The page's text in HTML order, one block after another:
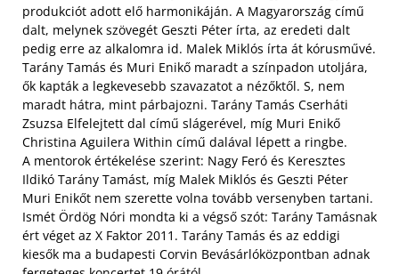
produkciót adott elő harmonikáján. A Magyarország című
dalt, melynek szövegét Geszti Péter írta, az eredeti dalt
pedig erre az alkalomra id. Malek Miklós írta át kórusművé.
Tarány Tamás és Muri Enikő maradt a színpadon utoljára,
ők kapták a legkevesebb szavazatot a nézőktől. S, nem
maradt hátra, mint párbajozni. Tarány Tamás Cserháti
Zsuzsa Elfelejtett dal című slágerével, míg Muri Enikő
Christina Aguilera Within című dalával lépett a ringbe.
A mentorok értékelése szerint: Nagy Feró és Keresztes
Ildikó Tarány Tamást, míg Malek Miklós és Geszti Péter
Muri Enikőt nem szerette volna tovább versenyben tartani.
Ismét Ördög Nóri mondta ki a végső szót: Tarány Tamásnak
ért véget az X Faktor 2011. Tarány Tamás és az eddigi
kiesők ma a budapesti Corvin Bevásárlóközpontban adnak